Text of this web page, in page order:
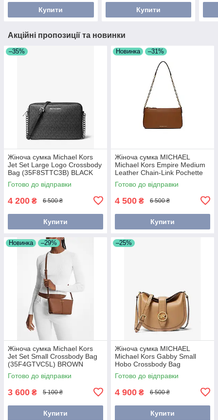
Купити Купити
Акційні пропозиції та новинки
–35%
Жіноча сумка Michael Kors
Jet Set Large Logo Crossbody
Bag (35F8STTC3B) BLACK
Готово до відправки
4 200 ₴ 6 500 ₴
Купити
Новинка –31%
Жіноча сумка MICHAEL
Michael Kors Empire Medium
Leather Chain-Link Pochette
(32H3G8EW6L) Luggage
Готово до відправки
4 500 ₴ 6 500 ₴
Купити
Новинка –29%
Жіноча сумка Michael Kors
Jet Set Small Crossbody Bag
(35F4GTVC5L) BROWN
Готово до відправки
3 600 ₴ 5 100 ₴
Купити
–25%
Жіноча сумка MICHAEL
Michael Kors Gabby Small
Hobo Crossbody Bag
(35H3G5GC5V) CAMEL
Готово до відправки
4 900 ₴ 6 500 ₴
Купити